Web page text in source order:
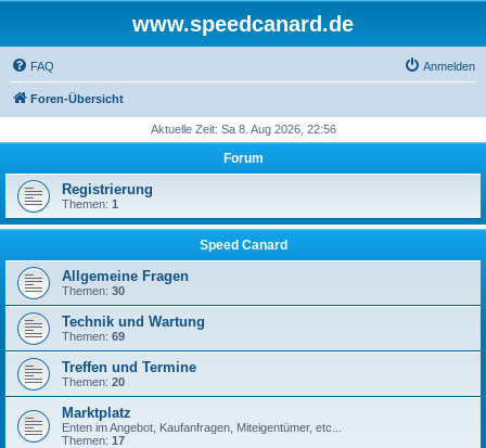
www.speedcanard.de
FAQ Anmelden
Foren-Übersicht
Aktuelle Zeit: Sa 8. Aug 2026, 22:56
Forum
Registrierung
Themen: 1
Speed Canard
Allgemeine Fragen
Themen: 30
Technik und Wartung
Themen: 69
Treffen und Termine
Themen: 20
Marktplatz
Enten im Angebot, Kaufanfragen, Miteigentümer, etc...
Themen: 17